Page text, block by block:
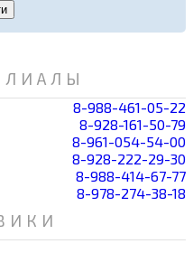
8-988-461-05-22
8-928-161-50-79
8-961-054-54-00
8-928-222-29-30
8-988-414-67-77
8-978-274-38-18